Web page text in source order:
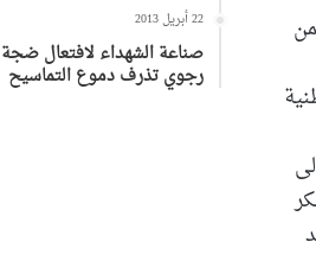
22 أبريل 2013
صناعة الشهداء لافتعال
رجوي تذرف دموع التماسيح